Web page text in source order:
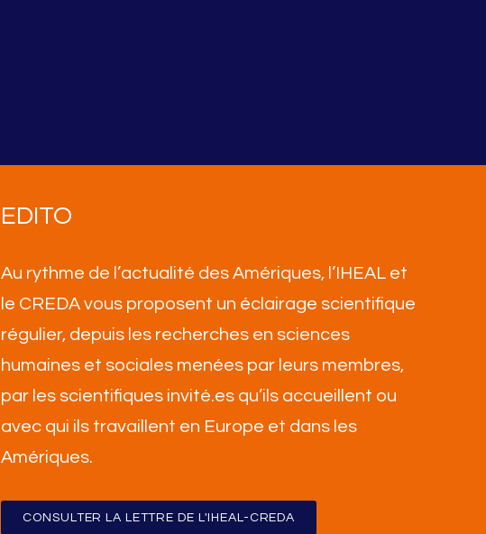
EDITO
Au rythme de l’actualité des Amériques, l’IHEAL et
le CREDA vous proposent un éclairage scientifique
régulier, depuis les recherches en sciences
humaines et sociales menées par leurs membres,
par les scientifiques invité.es qu’ils accueillent ou
avec qui ils travaillent en Europe et dans les
Amériques.
CONSULTER LA LETTRE DE L'IHEAL-CREDA